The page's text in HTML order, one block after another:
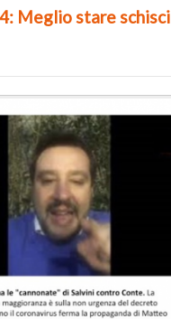
Meglio stare schisci